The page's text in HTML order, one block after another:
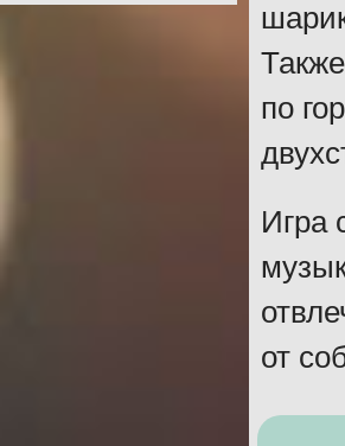
по
Игра
от